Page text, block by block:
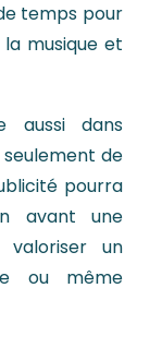
temps pour
musique et
aussi dans
seulement de
pourra
avant une
valoriser un
ou même